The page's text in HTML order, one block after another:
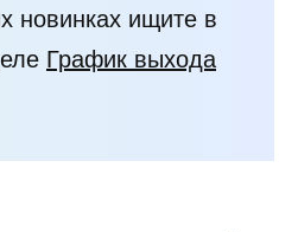
новинках ищите в
График выхода